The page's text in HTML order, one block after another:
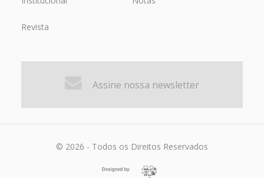
Revista
Assine nossa newsletter
© 2026 - Todos os Direitos Reservados